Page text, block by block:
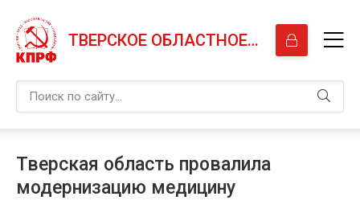
ТВЕРСКОЕ ОБЛАСТНОЕ ОТДЕЛЕНИЕ КПРФ
Тверская область провалила
модернизацию медицину